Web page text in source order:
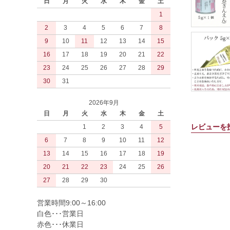
レビューを
1
2
3 4 5 6 7
8
9
10 11 12 13 14
15
16
17 18 19 20 21
22
23
24 25 26 27 28
29
30
31
2026年9月
日
月 火 水 木 金
土
1
2 3 4
5
6
7 8 9 10 11
12
13
14 15 16 17 18
19
20
21 22 23 24 25
26
27
28 29 30
営業時間9:00～16:00
白色･･･営業日
赤色･･･休業日